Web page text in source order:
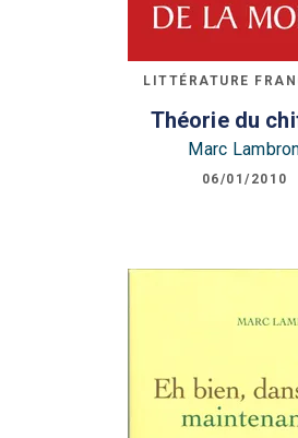
LITTÉRATURE
Théorie du
Marc
06/01/2010